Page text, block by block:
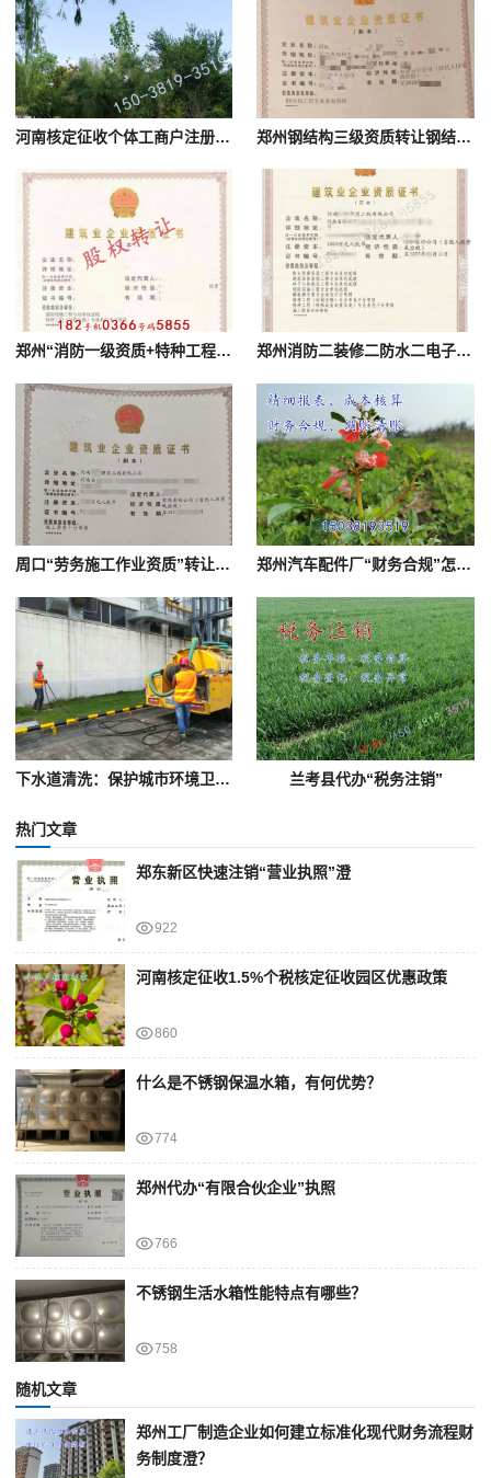
河南核定征收个体工商户注册办理 郑州钢结构三级资质转让钢结构公司股权澄
郑州“消防一级资质+特种工程资质”打包转让（股权）有安许证 郑州消防二装修二防水二电子智能化二级劳务资质转让股权澄
周口“劳务施工作业资质”转让公司股权带安许证澄 郑州汽车配件厂“财务合规”怎么做？“财务清账”怎么做？
下水道清洗：保护城市环境卫生的重要工作 兰考县代办“税务注销”
热门文章
郑东新区快速注销“营业执照”澄
922
河南核定征收1.5%个税核定征收园区优惠政策
860
什么是不锈钢保温水箱，有何优势？
774
郑州代办“有限合伙企业”执照
766
不锈钢生活水箱性能特点有哪些？
758
随机文章
郑州工厂制造企业如何建立标准化现代财务流程财
务制度澄？